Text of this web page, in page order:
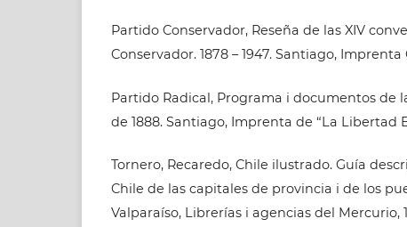
Partido Conservador, Reseña de las XIV
Conservador. 1878 – 1947. Santiago, Imprenta
Partido Radical, Programa i documentos de
de 1888. Santiago, Imprenta de “La Libertad
Tornero, Recaredo, Chile ilustrado. Guía
Chile de las capitales de provincia i de los
Valparaíso, Librerías i agencias del Mercurio,